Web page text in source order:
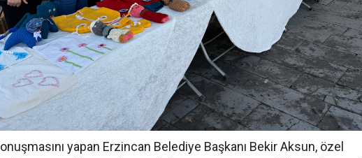
yapan Erzincan Belediye Başkanı Bekir Aksun, özel